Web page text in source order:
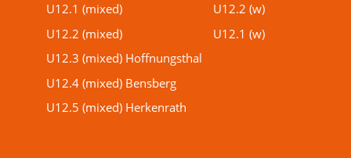
U12.1 (mixed)
U12.2 (mixed)
U12.3 (mixed) Hoffnungsthal
U12.4 (mixed) Bensberg
U12.5 (mixed) Herkenrath
U12.2 (w)
U12.1 (w)